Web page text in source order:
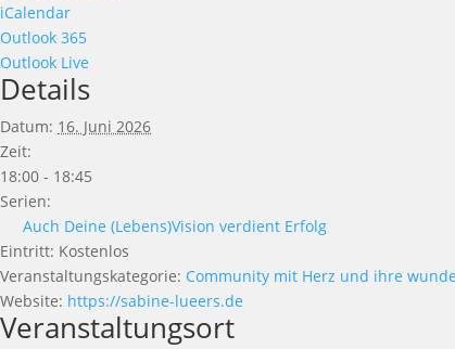
iCalendar
Outlook 365
Outlook Live
Details
Datum: 16. Juni 2026
Zeit:
18:00 - 18:45
Serien:
Auch Deine (Lebens)Vision verdient Erfolg
Eintritt: Kostenlos
Veranstaltungskategorie: Community mit Herz und ihre
Website: https://sabine-lueers.de
Veranstaltungsort